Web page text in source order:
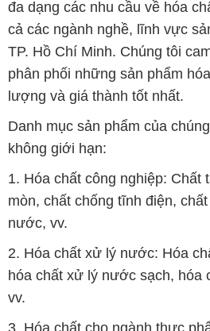
Danh mục sản phẩm của
không giới hạn:
1. Hóa chất công nghiệp: Chất
mòn, chất chống tĩnh điện, chất
nước, vv.
2. Hóa chất xử lý nước: Hóa
hóa chất xử lý nước sạch, hóa
vv.
3. Hóa chất cho ngành thực
chất tạo ngọt, chất chống oxi
sắc tự nhiên, vv.
4. Hóa chất cho ngành dệt
ổn định màu, chất tẩy, chất phụ